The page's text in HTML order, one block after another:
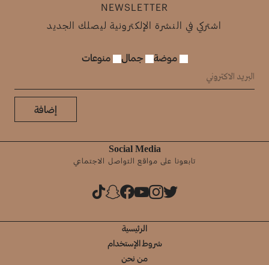
NEWSLETTER
اشتركي في النشرة الإلكترونية ليصلك الجديد
موضة جمال منوعات
إضافة
Social Media
تابعونا على مواقع التواصل الاجتماعي
الرئيسية
شروط الإستخدام
من نحن